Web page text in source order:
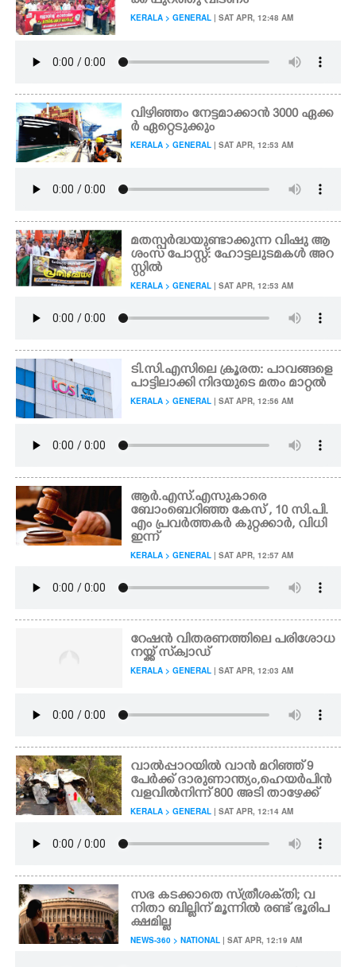
KERALA > GENERAL | SAT APR, 12:48 AM
വിഴിഞ്ഞം നേട്ടമാക്കാൻ 3000 ഏക്ക
ർ ഏറ്റെടുക്കും
KERALA > GENERAL | SAT APR, 12:53 AM
മതസ്പർദ്ധയുണ്ടാക്കുന്ന വിഷു ആ
ശംസ പോസ്റ്റ്: ഹോട്ടലുടമകൾ അറ
സ്റ്റിൽ
KERALA > GENERAL | SAT APR, 12:53 AM
ടി.സി.എസിലെ ക്രൂരത: പാവങ്ങളെ
പാട്ടിലാക്കി നിദയുടെ മതം മാറ്റൽ
KERALA > GENERAL | SAT APR, 12:56 AM
ആർ.എസ്.എസുകാരെ
ബോംബെറിഞ്ഞ കേസ് , 10 സി.പി.
എം പ്രവർത്തക‍ർ കുറ്റക്കാർ, വിധി
ഇന്ന്
KERALA > GENERAL | SAT APR, 12:57 AM
റേഷൻ വിതരണത്തിലെ പരിശോധ
നയ്ക്ക് സ്‌ക്വാഡ്
KERALA > GENERAL | SAT APR, 12:03 AM
വാൽപ്പാറയിൽ വാൻ മറിഞ്ഞ് 9
പേർക്ക് ദാരുണാന്ത്യം,​ ഹെയർപിൻ
വളവിൽനിന്ന് 800 അടി താഴേക്ക്
KERALA > GENERAL | SAT APR, 12:14 AM
സഭ കടക്കാതെ സ്ത്രീശക്‌തി; വ
നിതാ ബില്ലിന് മൂന്നിൽ രണ്ട് ഭൂരിപ
ക്ഷമില്ല
NEWS-360 > NATIONAL | SAT APR, 12:19 AM